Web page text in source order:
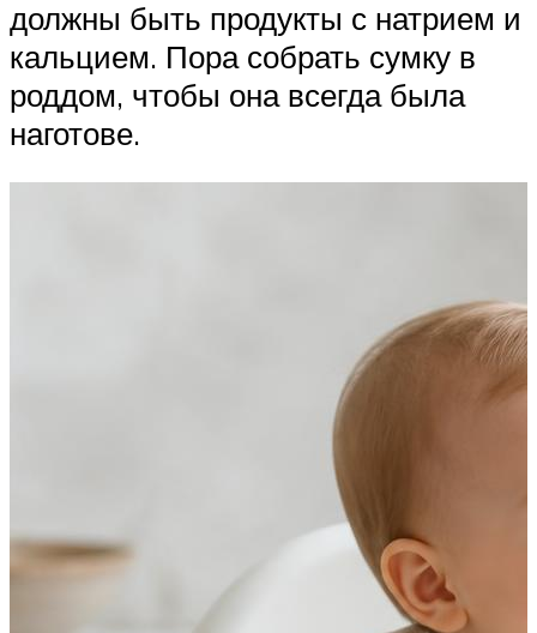
должны быть продукты с натрием и
кальцием. Пора собрать сумку в
роддом, чтобы она всегда была
наготове.